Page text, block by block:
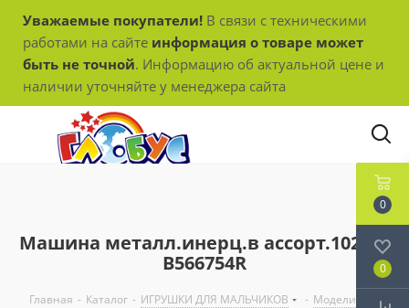
Уважаемые покупатели! В связи с техническими
работами на сайте информация о товаре может
быть не точной. Информацию об актуальной цене и
наличии уточняйте у менеджера сайта
Машина металл.инерц.в ассорт.102301
B566754R
Главная - Каталог - ИГРУШКИ ДЛЯ МАЛЬЧИКОВ - Модели
0
0